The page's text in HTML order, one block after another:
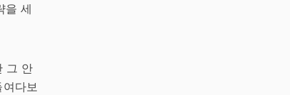
을 세
그 안
다보